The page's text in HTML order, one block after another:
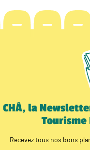
CHÂ, la
Recevez tous nos bons